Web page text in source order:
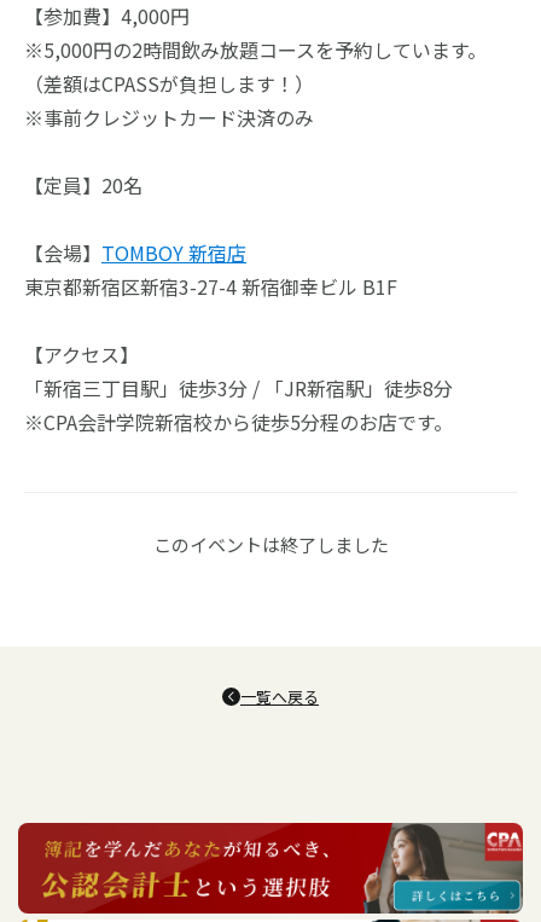
【参加費】4,000円
※5,000円の2時間飲み放題コースを予約しています。
（差額はCPASSが負担します！）
※事前クレジットカード決済のみ
【定員】20名
【会場】 TOMBOY 新宿店
東京都新宿区新宿3-27-4 新宿御幸ビル B1F
【アクセス】
「新宿三丁目駅」徒歩3分 / 「JR新宿駅」徒歩8分
※CPA会計学院新宿校から徒歩5分程のお店です。
このイベントは終了しました
一覧へ戻る